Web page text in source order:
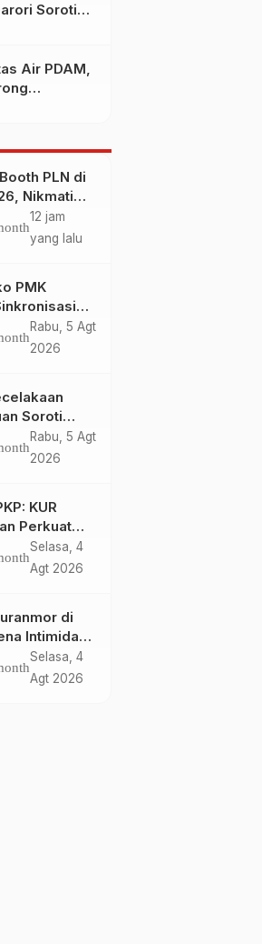
Soroti
Warga
Air PDAM,
Lewat RUU
PLN di
Nikmati
Daya
12 jam
yang lalu
PMK
Sektor
Rabu, 5 Agt
2026
Soroti
FaktorRabu, 5 Agt
2026
KUR
Perkuat
Keluarga
Selasa, 4
Agt 2026
di
Intimidasi,
Desak Polisi
Selasa, 4
Agt 2026